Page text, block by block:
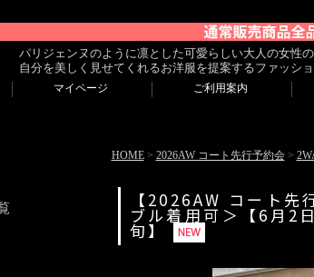
パリジェンヌのように凛とした可愛らしい大人の女性の
自分を美しく見せてくれるお洋服を提案するファッショ
マイページ ご利用案内
HOME> 2026AW コート先行予約会>
【2026AW コート先
ブル着用可＞【6月2
旬】